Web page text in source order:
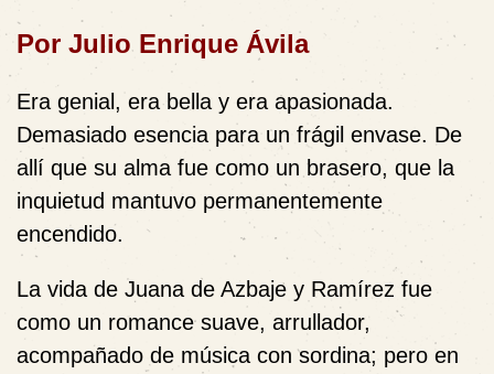
Por Julio Enrique Ávila
Era genial, era bella y era apasionada.
Demasiado esencia para un frágil envase. De
allí que su alma fue como un brasero, que la
inquietud mantuvo permanentemente
encendido.
La vida de Juana de Azbaje y Ramírez fue
como un romance suave, arrullador,
acompañado de música con sordina; pero en